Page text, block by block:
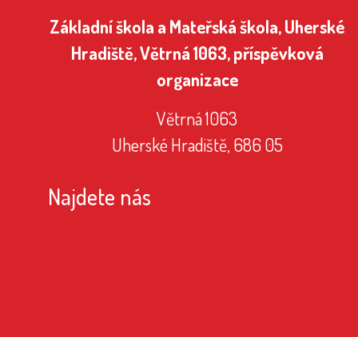
Základní škola a Mateřská škola, Uherské
Hradiště, Větrná 1063, příspěvková
organizace
Větrná 1063
Uherské Hradiště, 686 05
Najdete nás